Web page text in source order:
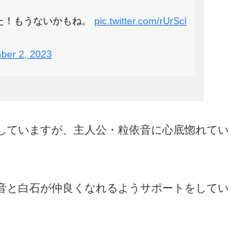
もうないかもね。 pic.twitter.com/rUrScl
2, 2023
いますが、主人公・粒依音に心底惚れてい
と白石が仲良くなれるようサポートをしてい